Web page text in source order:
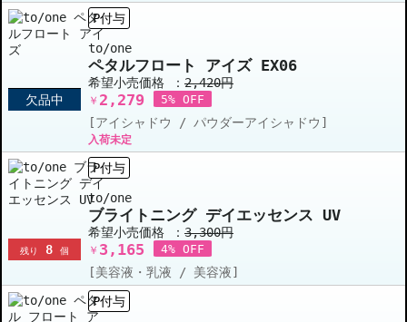
欠品中
P付与
to/one
ペタルフロート アイズ EX06
希望小売価格 ： 2,420円
￥ 2,279 5% OFF
[アイシャドウ / パウダーアイシャドウ]
入荷未定
残り 8 個
P付与
to/one
ブライトニング デイエッセンス UV
希望小売価格 ： 3,300円
￥ 3,165 4% OFF
[美容液・乳液 / 美容液]
P付与